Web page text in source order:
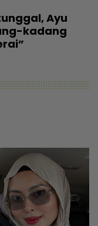
Ayu
kadang